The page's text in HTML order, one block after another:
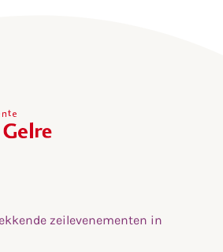
zeilevenementen in